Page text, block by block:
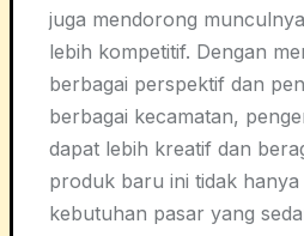
juga mendorong
lebih kompetitif. Dengan
berbagai perspektif dan
berbagai kecamatan,
dapat lebih kreatif dan
produk baru ini tidak hanya
kebutuhan pasar yang